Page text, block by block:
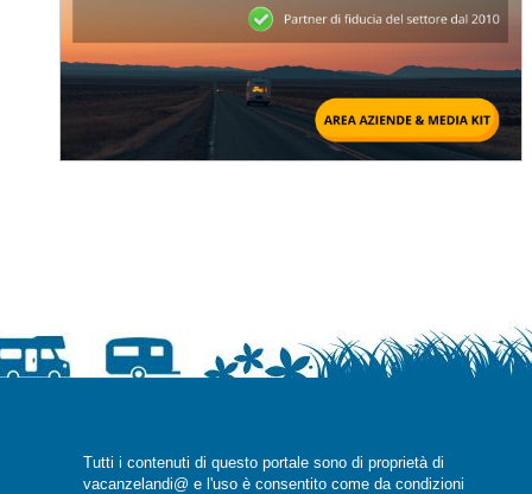
Tutti i contenuti di questo portale sono di proprietà di
vacanzelandi@ e l'uso è consentito come da condizioni